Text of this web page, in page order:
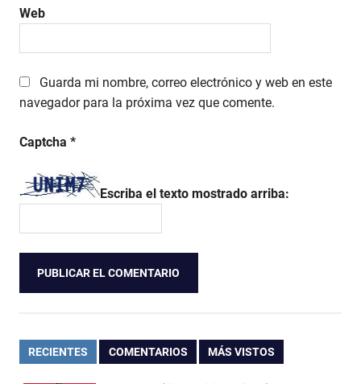
Web
Guarda mi nombre, correo electrónico y web en este
navegador para la próxima vez que comente.
Captcha *
Escriba el texto mostrado arriba:
RECIENTES COMENTARIOS MÁS VISTOS